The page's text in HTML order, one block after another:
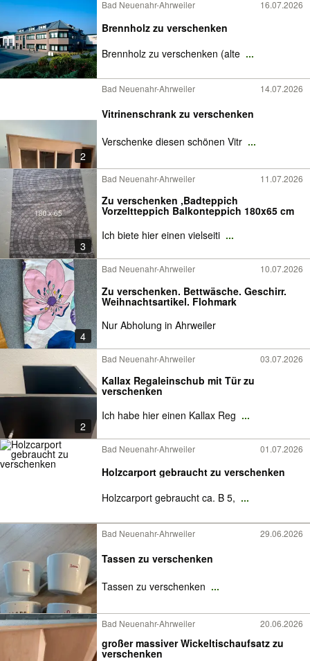
Bad Neuenahr-Ahrweiler 16.07.2026
Brennholz zu verschenken
Brennholz zu verschenken (alte ...
2
Bad Neuenahr-Ahrweiler 14.07.2026
Vitrinenschrank zu verschenken
Verschenke diesen schönen Vitr ...
3
Bad Neuenahr-Ahrweiler 11.07.2026
Zu verschenken ,Badteppich
Vorzeltteppich Balkonteppich 180x65 cm
Ich biete hier einen vielseiti ...
4
Bad Neuenahr-Ahrweiler 10.07.2026
Zu verschenken. Bettwäsche. Geschirr.
Weihnachtsartikel. Flohmark
Nur Abholung in Ahrweiler
2
Bad Neuenahr-Ahrweiler 03.07.2026
Kallax Regaleinschub mit Tür zu
verschenken
Ich habe hier einen Kallax Reg ...
Bad Neuenahr-Ahrweiler 01.07.2026
Holzcarport gebraucht zu verschenken
Holzcarport gebraucht ca. B 5, ...
Bad Neuenahr-Ahrweiler 29.06.2026
Tassen zu verschenken
Tassen zu verschenken ...
Bad Neuenahr-Ahrweiler 20.06.2026
großer massiver Wickeltischaufsatz zu
verschenken